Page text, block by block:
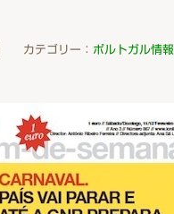
カテゴリー： ポルトガル情報